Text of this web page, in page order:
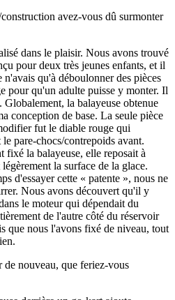
avez-vous dû surmonter
dans le plaisir. Nous avons trouvé
pour deux très jeunes enfants, et il
n'avais qu'à déboulonner des pièces
pour qu'un adulte puisse y monter. Il
la balayeuse obtenue
conception de base. La seule pièce
fut le diable rouge qui
pare-chocs/contrepoids avant.
fixé la balayeuse, elle reposait à
la surface de la glace.
d'essayer cette « patente », nous ne
Nous avons découvert qu'il y
le moteur qui dépendait du
de l'autre côté du réservoir
que nous l'avons fixé de niveau, tout
nouveau, que feriez-vous